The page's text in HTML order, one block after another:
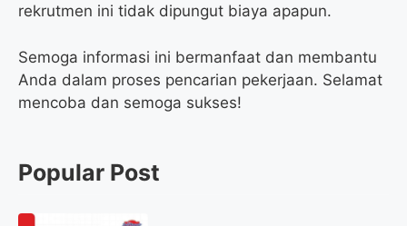
rekrutmen ini tidak dipungut biaya apapun.
Semoga informasi ini bermanfaat dan membantu
Anda dalam proses pencarian pekerjaan. Selamat
mencoba dan semoga sukses!
Popular Post